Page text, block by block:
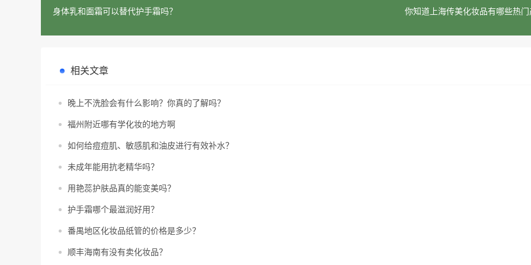
身体乳和面霜可以替代护手霜吗？ 你知道上海传美化妆品有哪些热
相关文章
晚上不洗脸会有什么影响？你真的了解吗？
福州附近哪有学化妆的地方啊
如何给痘痘肌、敏感肌和油皮进行有效补水？
未成年能用抗老精华吗？
用艳蕊护肤品真的能变美吗？
护手霜哪个最滋润好用？
番禺地区化妆品纸管的价格是多少？
顺丰海南有没有卖化妆品？